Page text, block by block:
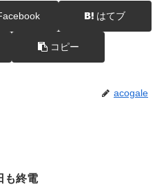
はてブ
コピー
acogale
も終電